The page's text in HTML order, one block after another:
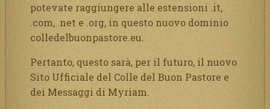
potevate raggiungere alle estensioni .it,
.com, .net e .org, in questo nuovo dominio
colledelbuonpastore.eu.
Pertanto, questo sarà, per il futuro, il nuovo
Sito Ufficiale del Colle del Buon Pastore e
dei Messaggi di Myriam.